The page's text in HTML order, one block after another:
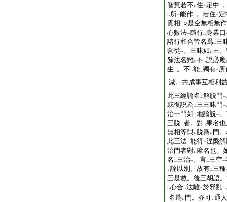
智慧若不 レ住 二 定中一
レ所二能作一。若住 二 定
實相一○是空無相無
心數法一隨行二身業
諸行和合皆名爲二三
營從一。三昧如 レ王
餘法名雖レ不 レ説必應
生一。不 レ能三獨有二 所
滅。共成事互相利
此三經論名 二解脱門 一
或復説為 二三三昧門 一
治一門如 二地論説一
三脱一者。對レ果名
無相等與レ脱爲レ 門
此三法一能得二涅槃
治門者對レ障名也。
名 二三治一。言二三空一
レ詮以別。故有二三種
三是數。後三胡語
レ心合レ法離二於邪亂一
名爲レ 門。亦可レ通